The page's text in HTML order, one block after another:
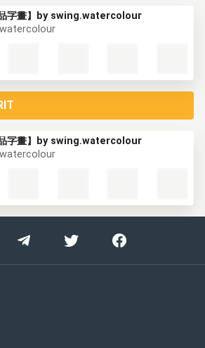
品字畫】by swing.watercolour
品字畫】by swing.watercolour